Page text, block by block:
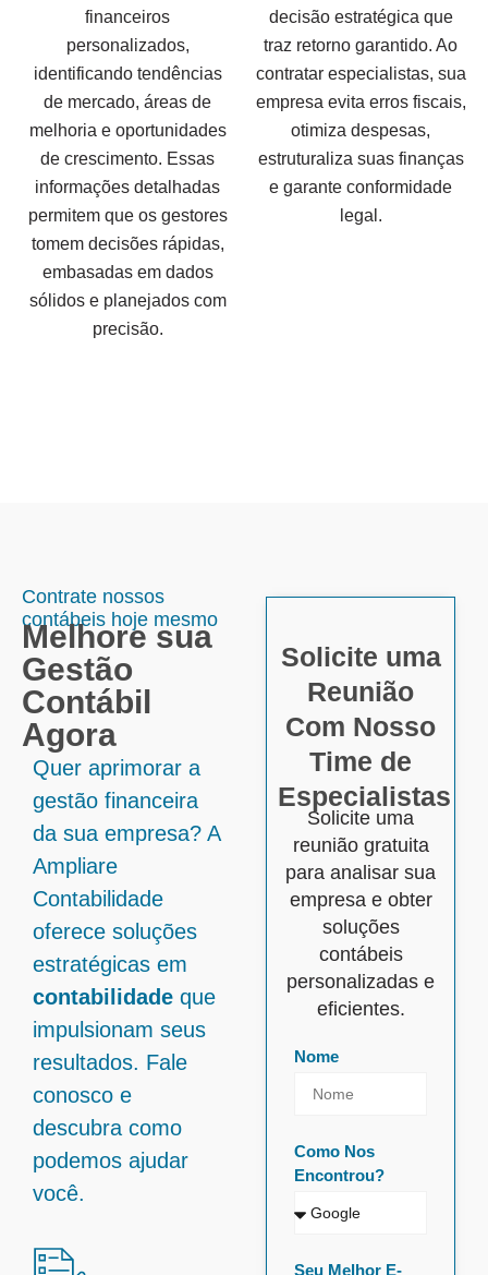
financeiros
personalizados,
identificando tendências
de mercado, áreas de
melhoria e oportunidades
de crescimento. Essas
informações detalhadas
permitem que os gestores
tomem decisões rápidas,
embasadas em dados
sólidos e planejados com
precisão.
decisão estratégica que
traz retorno garantido. Ao
contratar especialistas, sua
empresa evita erros fiscais,
otimiza despesas,
estruturaliza suas finanças
e garante conformidade
legal.
Contrate nossos
contábeis hoje mesmo
Melhore sua
Gestão
Contábil
Agora
Quer aprimorar a
gestão financeira
da sua empresa? A
Ampliare
Contabilidade
oferece soluções
estratégicas em
contabilidade que
impulsionam seus
resultados. Fale
conosco e
descubra como
podemos ajudar
você.
Solicite uma
Reunião
Com Nosso
Time de
Especialistas
Solicite uma
reunião gratuita
para analisar sua
empresa e obter
soluções
contábeis
personalizadas e
eficientes.
Nome
Como Nos
Encontrou?
Seu Melhor E-